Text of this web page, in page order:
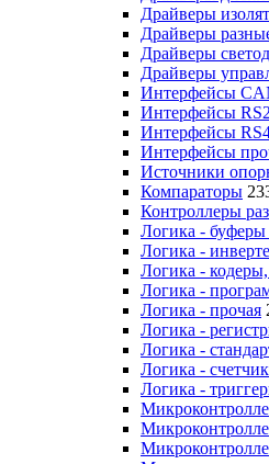
Драйверы
Драйверы
Драйверы
Драйверы
Интерфейсы
Интерфейсы
Интерфейсы
Интерфейсы
Источники
Компараторы
Контроллеры
Логика -
Логика -
Логика -
Логика -
Логика - прочая
Логика -
Логика -
Логика -
Логика -